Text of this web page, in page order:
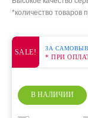
*количество товаров
SALE! ЗА
* ПРИ
В НАЛИЧИИ